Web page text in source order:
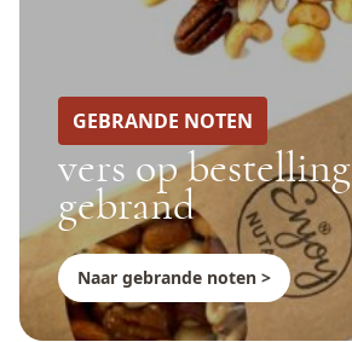
GEBRANDE NOTEN
vers op bestelling
gebrand
Naar gebrande noten >